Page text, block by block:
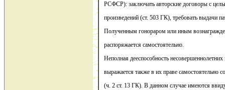
РСФСР): заключать авторские договоры с
произведений (ст. 503 ГК), требовать выдачи
Полученным гонораром или иным
распоряжается самостоятельно.
Неполная дееспособность несовершеннолетних
выражается также в их праве самостоятельно
(ч. 2 ст. 13 ГК). В данном случае имеются